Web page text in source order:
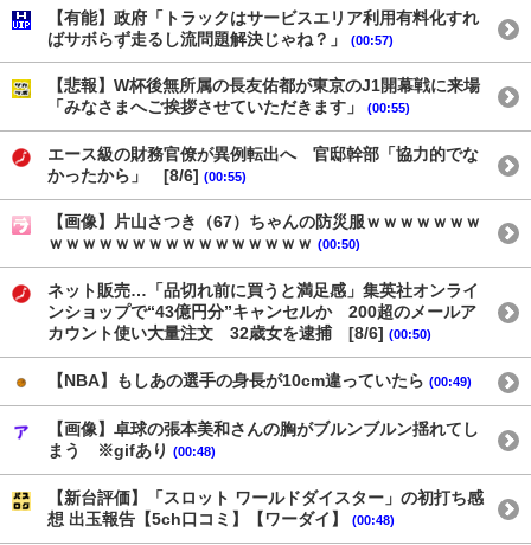
【有能】政府「トラックはサービスエリア利用有料化すれ
ばサボらず走るし流問題解決じゃね？」
(00:57)
【悲報】W杯後無所属の長友佑都が東京のJ1開幕戦に来場
「みなさまへご挨拶させていただきます」
(00:55)
エース級の財務官僚が異例転出へ 官邸幹部「協力的でな
かったから」 [8/6] (00:55)
【画像】片山さつき（67）ちゃんの防災服ｗｗｗｗｗｗｗ
ｗｗｗｗｗｗｗｗｗｗｗｗｗｗｗｗ (00:50)
ネット販売…「品切れ前に買うと満足感」集英社オンライ
ンショップで“43億円分”キャンセルか 200超のメールア
カウント使い大量注文 32歳女を逮捕 [8/6] (00:50)
【NBA】もしあの選手の身長が10cm違っていたら (00:49)
【画像】卓球の張本美和さんの胸がブルンブルン揺れてし
まう ※gifあり (00:48)
【新台評価】「スロット ワールドダイスター」の初打ち感
想 出玉報告【5ch口コミ】【ワーダイ】
(00:48)